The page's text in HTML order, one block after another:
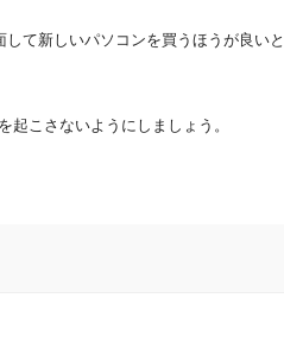
て新しいパソコンを買うほうが良いと
こさないようにしましょう。